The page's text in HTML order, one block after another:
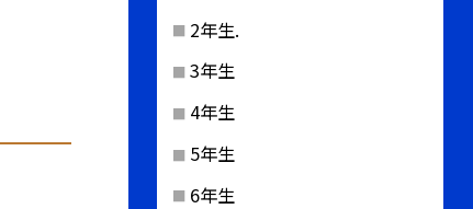
2年生.
3年生
4年生
5年生
6年生